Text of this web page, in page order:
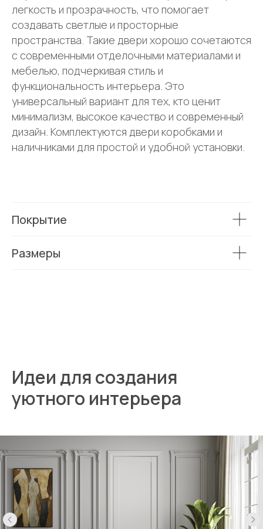
легкость и прозрачность, что помогает
создавать светлые и просторные
пространства. Такие двери хорошо сочетаются
с современными отделочными материалами и
мебелью, подчеркивая стиль и
функциональность интерьера. Это
универсальный вариант для тех, кто ценит
минимализм, высокое качество и современный
дизайн. Комплектуются двери коробками и
наличниками для простой и удобной установки.
Покрытие
Размеры
Идеи для создания
уютного интерьера